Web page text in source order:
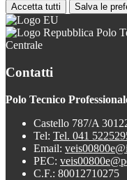
Accetta tutti Salva le
Polo
Centrale
Contatti
Polo Tecnico
Castello 787/A
Tel: Tel. 041
Email:
PEC:
C.F.: 80012710275